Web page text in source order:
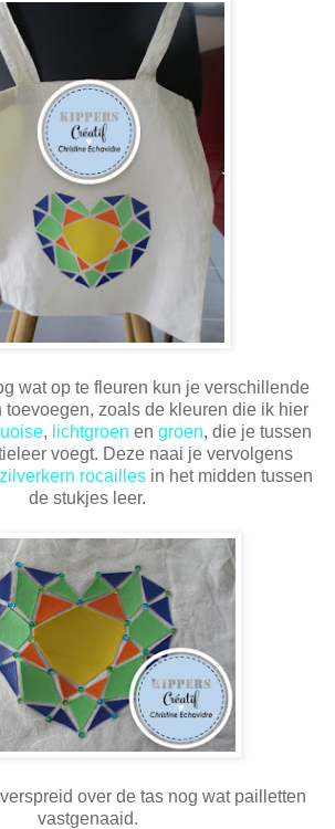
wat op te fleuren kun je verschillende
toevoegen, zoals de kleuren die ik hier
, lichtgroen en groen, die je tussen
voegt. Deze naai je vervolgens
rocaillesin het midden tussen
de stukjes leer.
over de tas nog wat pailletten
vastgenaaid.